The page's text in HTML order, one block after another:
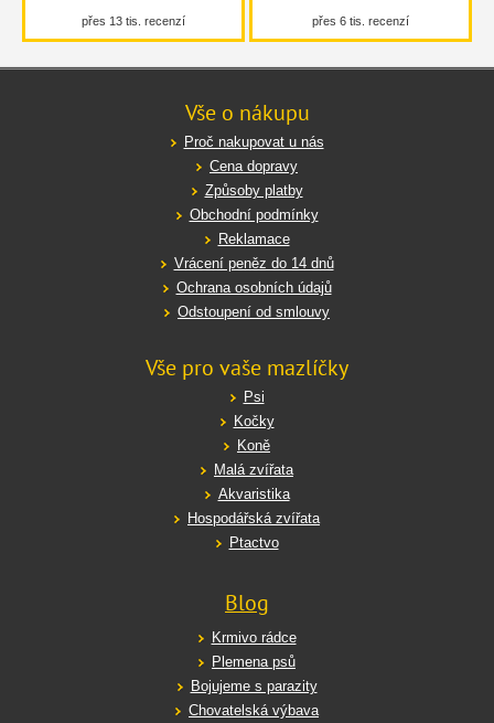
přes 13 tis. recenzí přes 6 tis. recenzí
Vše o nákupu
Proč nakupovat u nás
Cena dopravy
Způsoby platby
Obchodní podmínky
Reklamace
Vrácení peněz do 14 dnů
Ochrana osobních údajů
Odstoupení od smlouvy
Vše pro vaše mazlíčky
Psi
Kočky
Koně
Malá zvířata
Akvaristika
Hospodářská zvířata
Ptactvo
Blog
Krmivo rádce
Plemena psů
Bojujeme s parazity
Chovatelská výbava